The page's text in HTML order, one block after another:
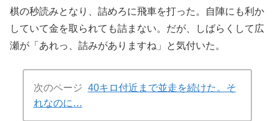
棋の秒読みとなり、詰めろに飛車を打った。自陣にも利か
していて金を取られても詰まない。だが、しばらくして広
瀬が「あれっ、詰みがありますね」と気付いた。
次のページ 40キロ付近まで並走を続けた。そ
れなのに…